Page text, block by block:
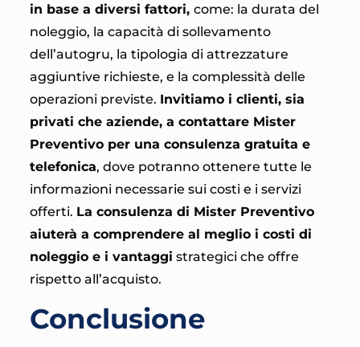
in base a diversi fattori, come: la durata del
noleggio, la capacità di sollevamento
dell’autogru, la tipologia di attrezzature
aggiuntive richieste, e la complessità delle
operazioni previste. Invitiamo i clienti, sia
privati che aziende, a contattare Mister
Preventivo per una consulenza gratuita e
telefonica, dove potranno ottenere tutte le
informazioni necessarie sui costi e i servizi
offerti. La consulenza di Mister Preventivo
aiuterà a comprendere al meglio i costi di
noleggio e i vantaggi strategici che offre
rispetto all’acquisto.
Conclusione